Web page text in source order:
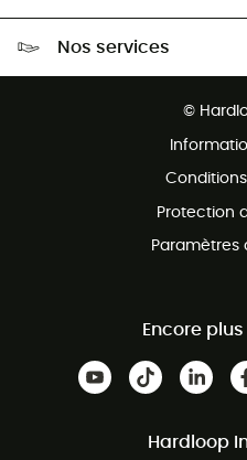
Nos services
©
Protection
Paramètres
Encore
Hardloop